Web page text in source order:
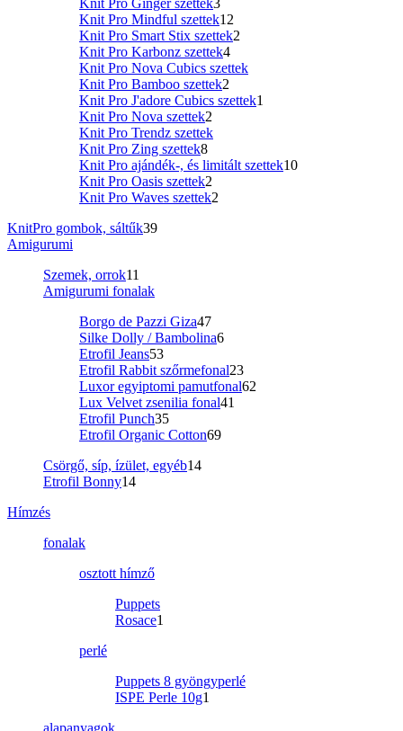
Knit Pro Ginger szettek3
Knit Pro Mindful szettek12
Knit Pro Smart Stix szettek2
Knit Pro Karbonz szettek4
Knit Pro Nova Cubics szettek
Knit Pro Bamboo szettek2
Knit Pro J'adore Cubics szettek1
Knit Pro Nova szettek2
Knit Pro Trendz szettek
Knit Pro Zing szettek8
Knit Pro ajándék-, és limitált szettek10
Knit Pro Oasis szettek2
Knit Pro Waves szettek2
KnitPro gombok, sáltűk39
Amigurumi
Szemek, orrok11
Amigurumi fonalak
Borgo de Pazzi Giza47
Silke Dolly / Bambolina6
Etrofil Jeans53
Etrofil Rabbit szőrmefonal23
Luxor egyiptomi pamutfonal62
Lux Velvet zsenilia fonal41
Etrofil Punch35
Etrofil Organic Cotton69
Csörgő, síp, ízület, egyéb14
Etrofil Bonny14
Hímzés
fonalak
osztott hímző
Puppets
Rosace1
perlé
Puppets 8 gyöngyperlé
ISPE Perle 10g1
alapanyagok